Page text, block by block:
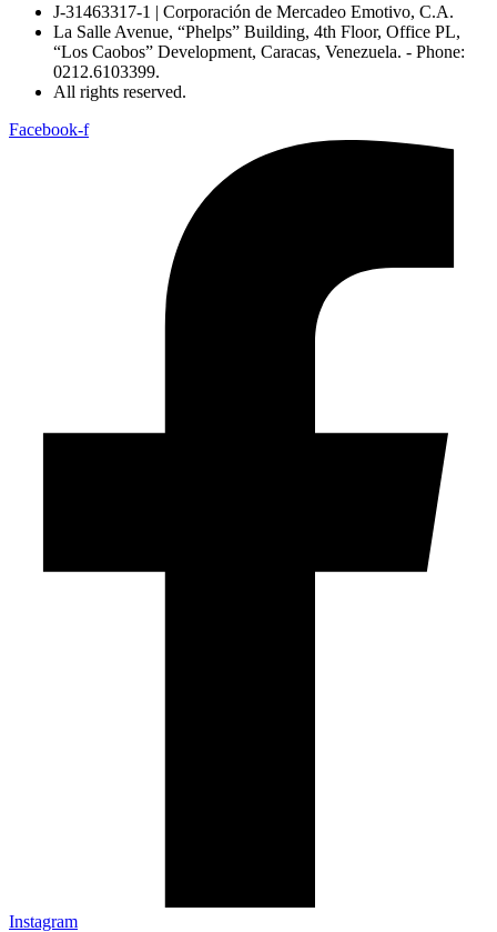
J-31463317-1 | Corporación de Mercadeo Emotivo, C.A.
La Salle Avenue, “Phelps” Building, 4th Floor, Office PL,
“Los Caobos” Development, Caracas, Venezuela. - Phone:
0212.6103399.
All rights reserved.
Facebook-f
Instagram